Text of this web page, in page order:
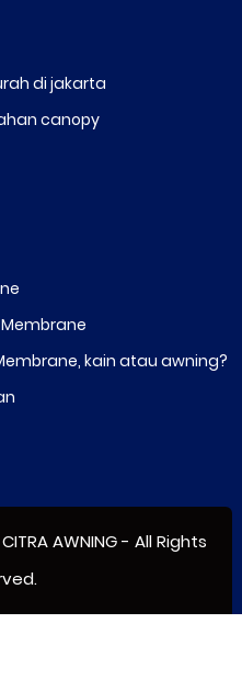
di jakarta
canopy
kain atau awning?
AWNING- All Rights